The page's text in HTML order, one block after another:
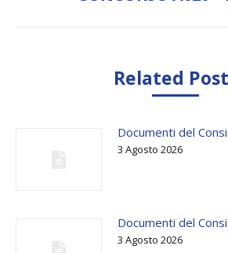
Related
Documenti del
3 Agosto 2026
Documenti del
3 Agosto 2026